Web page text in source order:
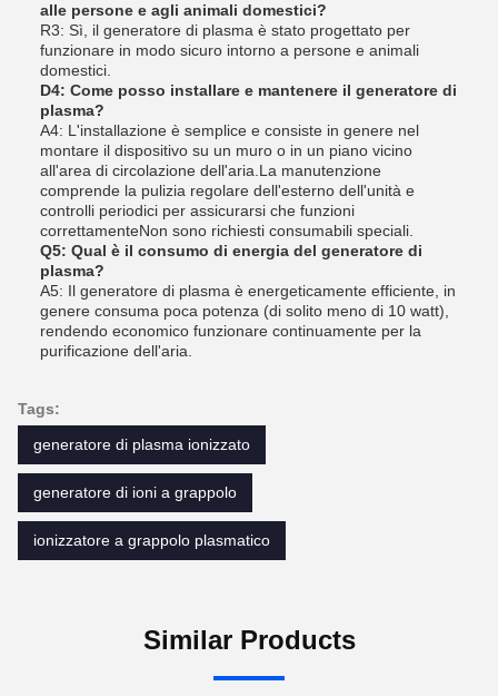
alle persone e agli animali domestici?
R3: Sì, il generatore di plasma è stato progettato per
funzionare in modo sicuro intorno a persone e animali
domestici.
D4: Come posso installare e mantenere il generatore di
plasma?
A4: L'installazione è semplice e consiste in genere nel
montare il dispositivo su un muro o in un piano vicino
all'area di circolazione dell'aria.La manutenzione
comprende la pulizia regolare dell'esterno dell'unità e
controlli periodici per assicurarsi che funzioni
correttamenteNon sono richiesti consumabili speciali.
Q5: Qual è il consumo di energia del generatore di
plasma?
A5: Il generatore di plasma è energeticamente efficiente, in
genere consuma poca potenza (di solito meno di 10 watt),
rendendo economico funzionare continuamente per la
purificazione dell'aria.
Tags:
generatore di plasma ionizzato
generatore di ioni a grappolo
ionizzatore a grappolo plasmatico
Similar Products